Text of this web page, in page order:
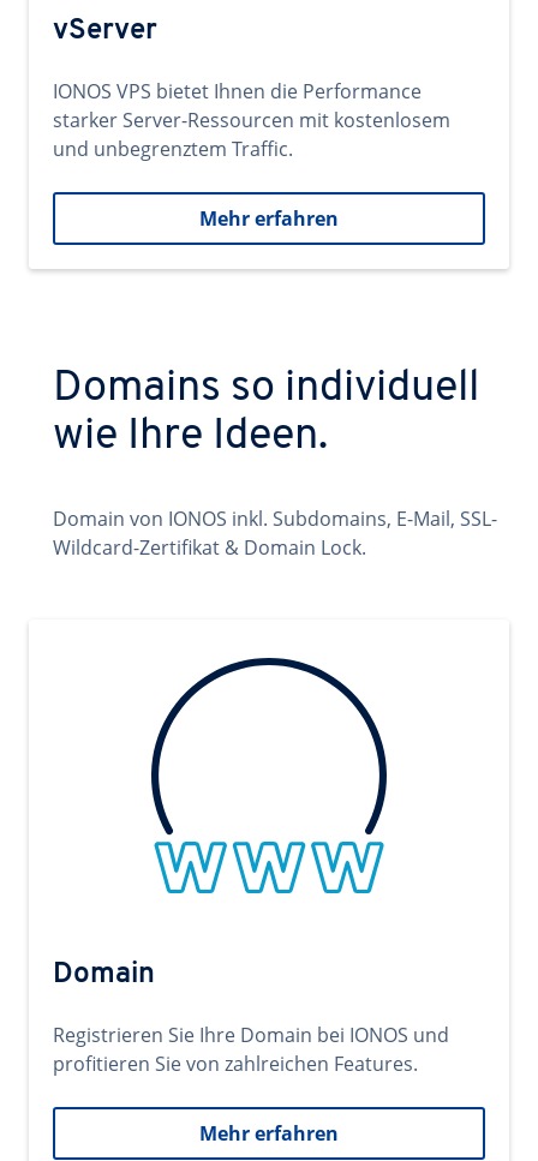
vServer
IONOS VPS bietet Ihnen die Performance
starker Server-Ressourcen mit kostenlosem
und unbegrenztem Traffic.
Mehr erfahren
Domains so individuell
wie Ihre Ideen.
Domain von IONOS inkl. Subdomains, E-Mail, SSL-
Wildcard-Zertifikat & Domain Lock.
Domain
Registrieren Sie Ihre Domain bei IONOS und
profitieren Sie von zahlreichen Features.
Mehr erfahren